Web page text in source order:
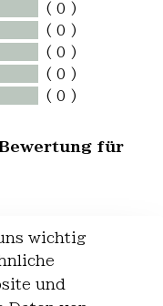
( 0 )
( 0 )
( 0 )
( 0 )
( 0 )
für
- klicken Sie
wichtig
und